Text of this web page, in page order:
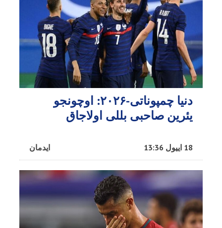
دنیا چمپوناتی-۲۰۲۶: اوچونجو
یئرین صاحبی بللی اولاجاق
ایدمان 18 اییول 13:36